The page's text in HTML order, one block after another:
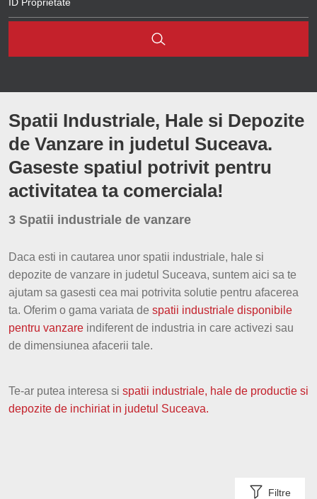
Brasov
Cluj
Iasi
Constanta
Arad
Bacau
Bihor
Suceava
Prahova
Arges
Scheia
Spatii Industriale, Hale si Depozite
de Vanzare in judetul Suceava.
Gaseste spatiul potrivit pentru
activitatea ta comerciala!
3 Spatii industriale de vanzare
Daca esti in cautarea unor spatii industriale, hale si
depozite de vanzare in judetul Suceava, suntem aici sa te
ajutam sa gasesti cea mai potrivita solutie pentru afacerea
ta. Oferim o gama variata de spatii industriale disponibile
pentru vanzare indiferent de industria in care activezi sau
de dimensiunea afacerii tale.
Te-ar putea interesa si spatii industriale, hale de productie si
depozite de inchiriat in judetul Suceava.
Filtre